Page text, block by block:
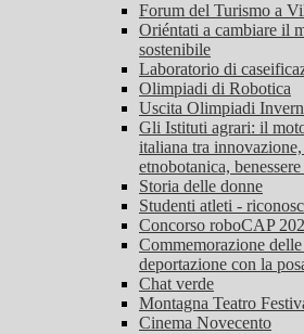
Forum del Turismo a
Oriéntati a cambiare il
sostenibile
Laboratorio di
Olimpiadi di Robotica
Uscita Olimpiadi
Gli Istituti agrari: il
italiana tra
etnobotanica,
Storia delle donne
Studenti atleti -
Concorso roboCAP
Commemorazione
deportazione con la
Chat verde
Montagna Teatro
Cinema Novecento